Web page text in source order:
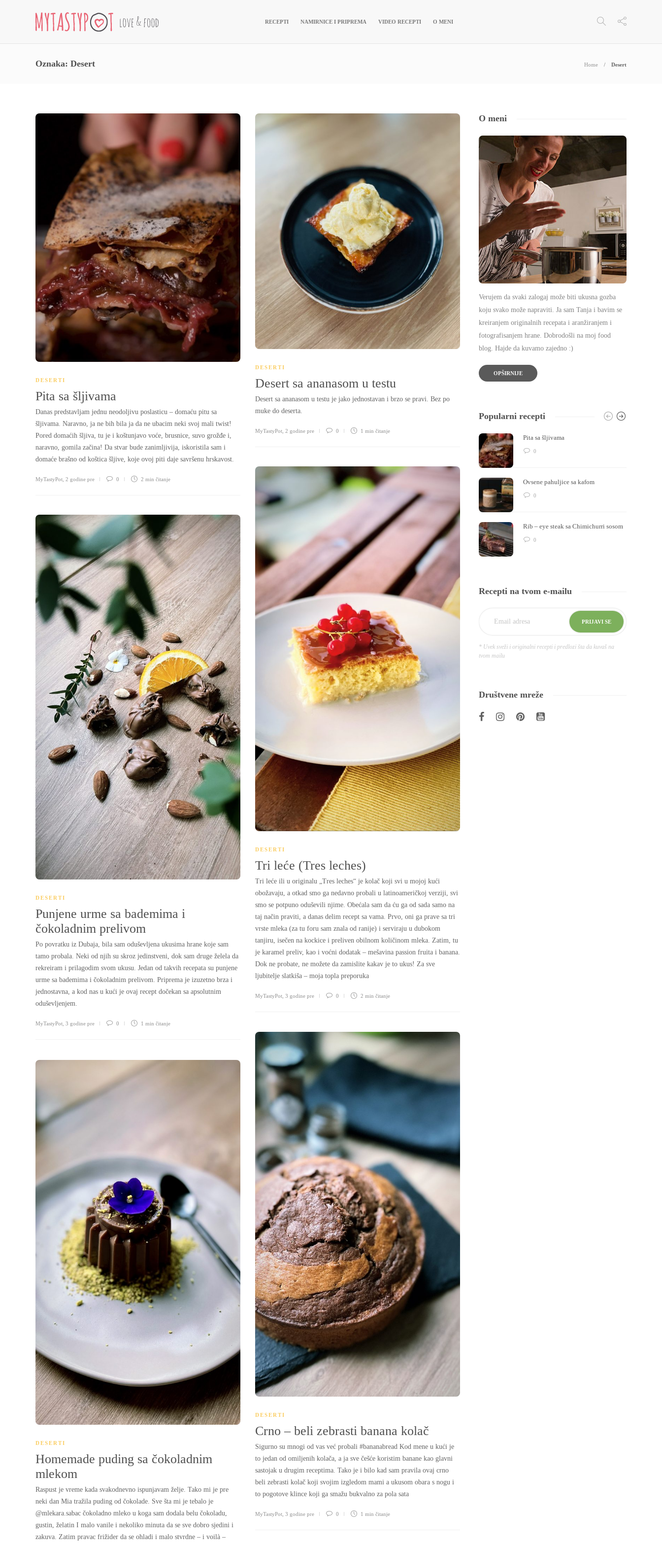
RECEPTI NAMIRNICE I PRIPREMA VIDEO RECEPTI O MENI
Oznaka: Desert Home Desert
DESERTI
Pita sa šljivama
Danas predstavljam jednu neodoljivu poslasticu – domaću pitu sa
šljivama. Naravno, ja ne bih bila ja da ne ubacim neki svoj mali twist!
Pored domaćih šljiva, tu je i koštunjavo voće, brusnice, suvo grožđe i,
naravno, gomila začina! Da stvar bude zanimljivija, iskoristila sam i
domaće brašno od koštica šljive, koje ovoj piti daje savršenu hrskavost.
MyTastyPot 2 godine pre 0 2 min čitanje
DESERTI
Desert sa ananasom u testu
Desert sa ananasom u testu je jako jednostavan i brzo se pravi. Bez po
muke do deserta.
MyTastyPot 2 godine pre 0 1 min čitanje
DESERTI
Tri leće (Tres leches)
Tri leće ili u originalu „Tres leches“ je kolač koji svi u mojoj kući
obožavaju, a otkad smo ga nedavno probali u latinoameričkoj verziji, svi
smo se potpuno oduševili njime. Obećala sam da ću ga od sada samo na
taj način praviti, a danas delim recept sa vama. Prvo, oni ga prave sa tri
vrste mleka (za tu foru sam znala od ranije) i serviraju u dubokom
tanjiru, isečen na kockice i preliven obilnom količinom mleka. Zatim, tu
je karamel preliv, kao i voćni dodatak – mešavina passion fruita i banana.
Dok ne probate, ne možete da zamislite kakav je to ukus! Za sve
ljubitelje slatkiša – moja topla preporuka
MyTastyPot 3 godine pre 0 2 min čitanje
DESERTI
Punjene urme sa bademima i
čokoladnim prelivom
Po povratku iz Dubaja, bila sam oduševljena ukusima hrane koje sam
tamo probala. Neki od njih su skroz jedinstveni, dok sam druge želela da
rekreiram i prilagodim svom ukusu. Jedan od takvih recepata su punjene
urme sa bademima i čokoladnim prelivom. Priprema je izuzetno brza i
jednostavna, a kod nas u kući je ovaj recept dočekan sa apsolutnim
oduševljenjem.
MyTastyPot 3 godine pre 0 1 min čitanje
DESERTI
Crno – beli zebrasti banana kolač
Sigurno su mnogi od vas već probali #bananabread Kod mene u kući je
to jedan od omiljenih kolača, a ja sve češće koristim banane kao glavni
sastojak u drugim receptima. Tako je i bilo kad sam pravila ovaj crno
beli zebrasti kolač koji svojim izgledom mami a ukusom obara s nogu i
to pogotove klince koji ga smažu bukvalno za pola sata
MyTastyPot 3 godine pre 0 1 min čitanje
DESERTI
Homemade puding sa čokoladnim
mlekom
Raspust je vreme kada svakodnevno ispunjavam želje. Tako mi je pre
neki dan Mia tražila puding od čokolade. Sve šta mi je tebalo je
@mlekara.sabac čokoladno mleko u koga sam dodala belu čokoladu,
gustin, želatin I malo vanile i nekoliko minuta da se sve dobro sjedini i
zakuva. Zatim pravac frižider da se ohladi i malo stvrdne – i voilà –
O meni
Verujem da svaki zalogaj može biti ukusna gozba
koju svako može napraviti. Ja sam Tanja i bavim se
kreiranjem originalnih recepata i aranžiranjem i
fotografisanjem hrane. Dobrodošli na moj food
blog. Hajde da kuvamo zajedno :)
OPŠIRNIJE
Popularni recepti
Pita sa šljivama
0
Ovsene pahuljice sa kafom
0
Rib – eye steak sa Chimichurri sosom
0
Recepti na tvom e-mailu
* Uvek sveži i originalni recepti i predlozi šta da kuvaš na
tvom mailu
Društvene mreže